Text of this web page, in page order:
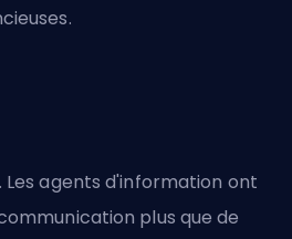
Les agents d'information ont
plus que de